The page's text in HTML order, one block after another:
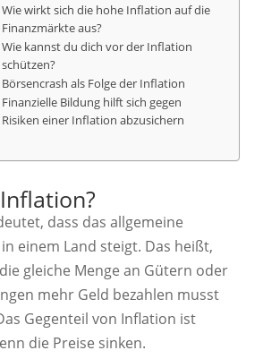
Wie wirkt sich die hohe Inflation auf die
Finanzmärkte aus?
Wie kannst du dich vor der Inflation
schützen?
Börsencrash als Folge der Inflation
Finanzielle Bildung hilft sich gegen
Risiken einer Inflation abzusichern
dass das allgemeine
einem Land steigt. Das heißt,
gleiche Menge an Gütern oder
mehr Geld bezahlen musst
Gegenteil von Inflation ist
die Preise sinken.